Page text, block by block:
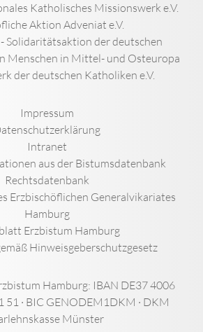
Katholisches Missionswerk e.V.
Aktion Adveniat e.V.
- Solidaritätsaktion der deutschen
Menschen in Mittel- und Osteuropa
der deutschen Katholiken e.V.
Impressum
Intranet
aus der Bistumsdatenbank
Rechtsdatenbank
Erzbischöflichen Generalvikariates
Hamburg
Erzbistum Hamburg
Hinweisgeberschutzgesetz
Hamburg: IBAN DE37 4006
51 · BIC GENODEM1DKM · DKM
Münster